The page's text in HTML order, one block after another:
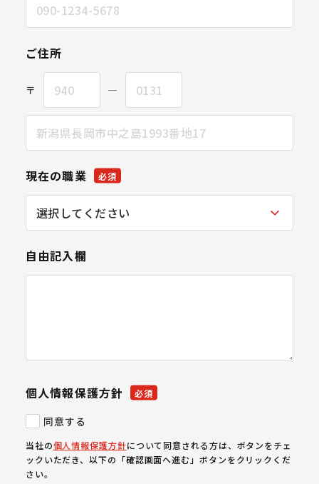
ご住所
〒 ―
現在の職業 必須
自由記入欄
個人情報保護方針 必須
同意する
当社の個人情報保護方針について同意される方は、ボタンをチェ
ックいただき、以下の「確認画面へ進む」ボタンをクリックくだ
さい。